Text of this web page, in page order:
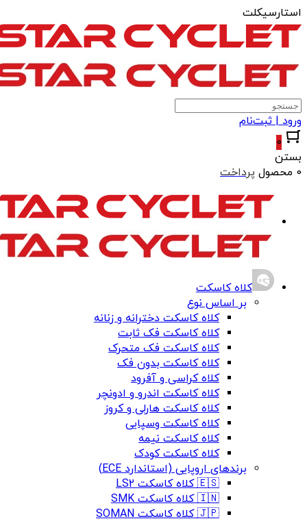
استارسیکلت
ورود | ثبت‌نام
0
بستن
0 محصول
پرداخت
کلاه کاسکت
بر اساس نوع
کلاه کاسکت دخترانه و زنانه
کلاه کاسکت فک ثابت
کلاه کاسکت فک متحرک
کلاه کاسکت بدون فک
کلاه کراسی و آفرود
کلاه کاسکت اندرو و ادونچر
کلاه کاسکت هارلی و کروز
کلاه کاسکت وسپایی
کلاه کاسکت نیمه
کلاه کاسکت کودک
برندهای اروپایی (استاندارد ECE)
🇪🇸 کلاه کاسکت LS2
🇮🇳 کلاه کاسکت SMK
🇯🇵 کلاه کاسکت SOMAN